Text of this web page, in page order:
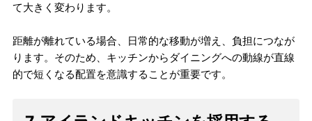
て大きく変わります。
距離が離れている場合、日常的な移動が増え、負担につなが
ります。そのため、キッチンからダイニングへの動線が直線
的で短くなる配置を意識することが重要です。